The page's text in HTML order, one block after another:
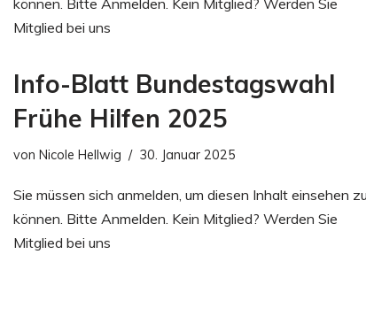
Mitglied bei uns
Info-Blatt Bundestagswahl
Frühe Hilfen 2025
von Nicole Hellwig 30. Januar 2025
Sie müssen sich anmelden, um diesen Inhalt einsehen zu
können. Bitte Anmelden. Kein Mitglied? Werden Sie
Mitglied bei uns